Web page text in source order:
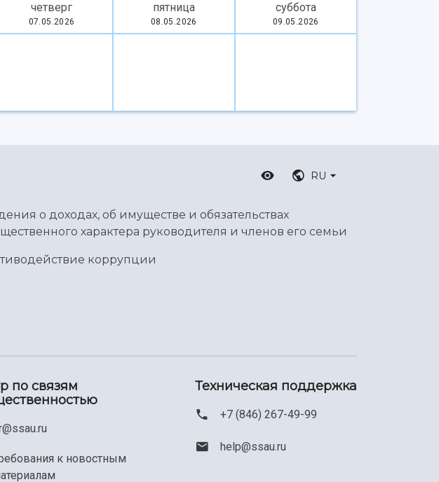
четверг
07.05.2026
пятница
08.05.2026
суббота
09.05.2026
RU
о доходах, об имуществе и обязательствах
характера руководителя и членов его семьи
коррупции
по связям
к новостным
Техническая поддержка
+7 (846) 267-49-99
help@ssau.ru